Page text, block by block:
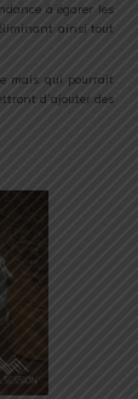
à égarer les
éliminant ainsi tout
mais qui pourrait
d’ajouter des